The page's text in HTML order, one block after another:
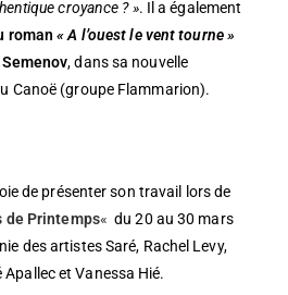
croyance ? ». Il a également
roman« A l’ouest le vent tourne »
, dans sa nouvelle
Canoë (groupe Flammarion).
de présenter son travail lors de
de Printemps« du 20 au 30 mars
des artistes Saré, Rachel Levy,
Apallec et Vanessa Hié.